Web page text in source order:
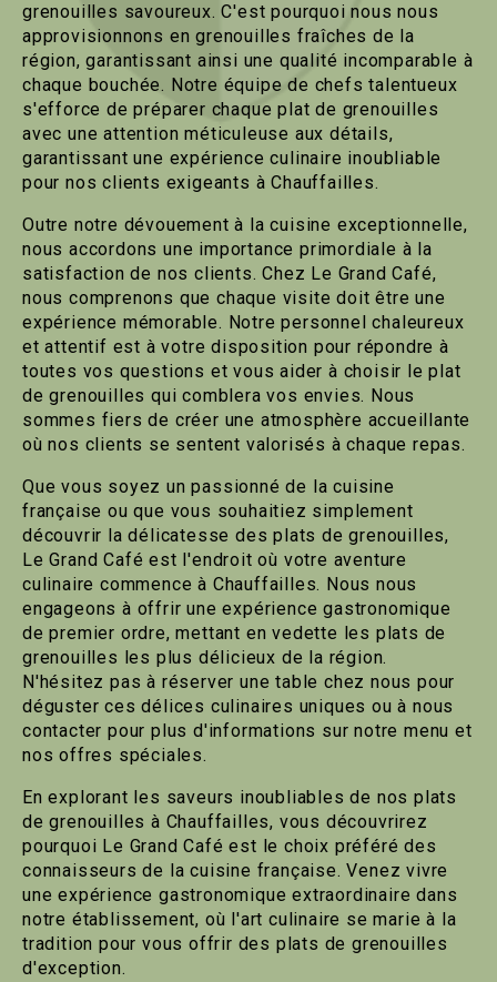
grenouilles savoureux. C'est pourquoi nous nous
approvisionnons en grenouilles fraîches de la
région, garantissant ainsi une qualité incomparable à
chaque bouchée. Notre équipe de chefs talentueux
s'efforce de préparer chaque plat de grenouilles
avec une attention méticuleuse aux détails,
garantissant une expérience culinaire inoubliable
pour nos clients exigeants à Chauffailles.
Outre notre dévouement à la cuisine exceptionnelle,
nous accordons une importance primordiale à la
satisfaction de nos clients. Chez Le Grand Café,
nous comprenons que chaque visite doit être une
expérience mémorable. Notre personnel chaleureux
et attentif est à votre disposition pour répondre à
toutes vos questions et vous aider à choisir le plat
de grenouilles qui comblera vos envies. Nous
sommes fiers de créer une atmosphère accueillante
où nos clients se sentent valorisés à chaque repas.
Que vous soyez un passionné de la cuisine
française ou que vous souhaitiez simplement
découvrir la délicatesse des plats de grenouilles,
Le Grand Café est l'endroit où votre aventure
culinaire commence à Chauffailles. Nous nous
engageons à offrir une expérience gastronomique
de premier ordre, mettant en vedette les plats de
grenouilles les plus délicieux de la région.
N'hésitez pas à réserver une table chez nous pour
déguster ces délices culinaires uniques ou à nous
contacter pour plus d'informations sur notre menu et
nos offres spéciales.
En explorant les saveurs inoubliables de nos plats
de grenouilles à Chauffailles, vous découvrirez
pourquoi Le Grand Café est le choix préféré des
connaisseurs de la cuisine française. Venez vivre
une expérience gastronomique extraordinaire dans
notre établissement, où l'art culinaire se marie à la
tradition pour vous offrir des plats de grenouilles
d'exception.